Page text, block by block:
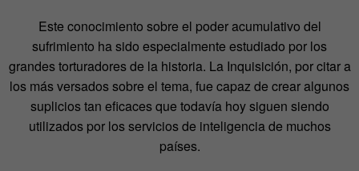
Este conocimiento sobre el poder acumulativo del
sufrimiento ha sido especialmente estudiado por los
grandes torturadores de la historia. La Inquisición, por citar a
los más versados sobre el tema, fue capaz de crear algunos
suplicios tan eficaces que todavía hoy siguen siendo
utilizados por los servicios de inteligencia de muchos
países.